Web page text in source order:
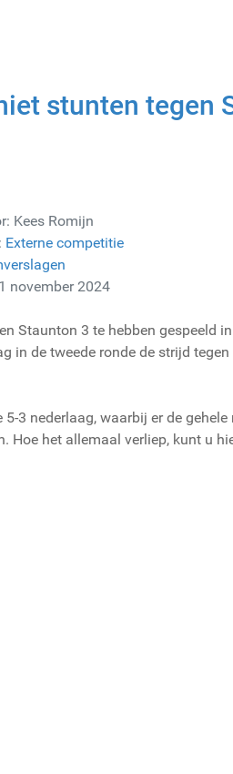
stunten tegen
Kees Romijn
Externe competitie
november 2024
Staunton 3 te hebben gespeeld in
in de tweede ronde de strijd
5-3 nederlaag, waarbij er de
Hoe het allemaal verliep, kunt u